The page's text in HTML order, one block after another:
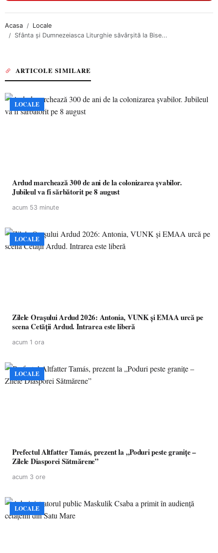
Acasa
Locale
Sfânta și Dumnezeiasca Liturghie săvârșită la Bise...
ARTICOLE SIMILARE
LOCALE
Ardud marchează 300 de ani de la colonizarea șvabilor.
Jubileul va fi sărbătorit pe 8 august
acum 53 minute
LOCALE
Zilele Orașului Ardud 2026: Antonia, VUNK și EMAA urcă pe
scena Cetății Ardud. Intrarea este liberă
acum 1 ora
LOCALE
Prefectul Altfatter Tamás, prezent la „Poduri peste granițe –
Zilele Diasporei Sătmărene”
acum 3 ore
LOCALE